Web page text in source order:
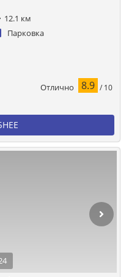
12.1 км
Парковка
Отлично 8.9 / 10